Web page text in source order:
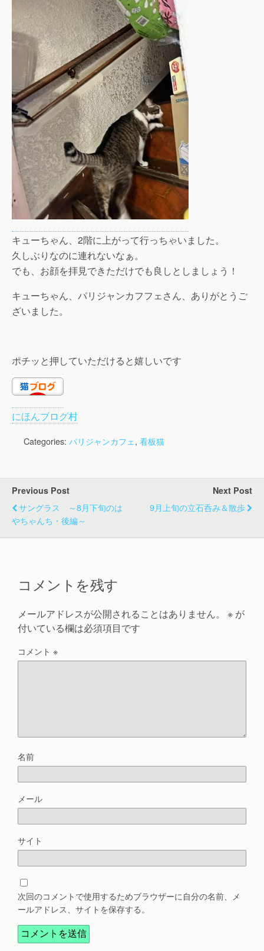
キューちゃん、2階に上がって行っちゃいました。
久しぶりなのに連れないなぁ。
でも、お顔を拝見できただけでも良しとしましょう！
キューちゃん、パリジャンカフフェさん、ありがとうご
ざいました。
ポチッと押していただけると嬉しいです
にほんブログ村
Categories: パリジャンカフェ, 看板猫
Previous Post
サングラス ～8月下旬のは
やちゃんち・後編～
Next Post
9月上旬の立石呑み＆散歩
コメントを残す
メールアドレスが公開されることはありません。 ※ が
付いている欄は必須項目です
コメント ※
名前
メール
サイト
次回のコメントで使用するためブラウザーに自分の名前、メ
ールアドレス、サイトを保存する。